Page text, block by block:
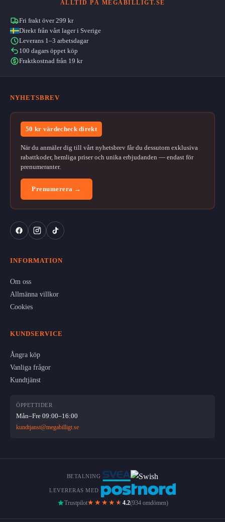
ALLTID PÅ MEGABILLIGT.SE
Fri frakt över 299 kr
Direkt från vårt lager i Sverige
Leverans 1–3 arbetsdagar
100 dagars öppet köp
Fraktkostnad från 19 kr
NYHETSBREV
50 kr värdecheck direkt
När du anmäler dig till vårt nyhetsbrev får du dessutom exklusiva
rabattkoder, hemliga priser och unika erbjudanden — endast för
prenumeranter.
Prenumerera →
INFORMATION
Om oss
Allmänna villkor
Cookies
KUNDSERVICE
Ångra köp
Vanliga frågor
Kundtjänst
ÖPPETTIDER
Mån–Fre 09:00–16:00
kundtjanst@megabilligt.se
BETALNING
LEVERERAS MED
Trustpilot★★★★ ★ 4.2(934 omdömen)